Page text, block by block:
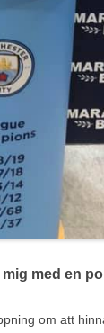
med en
om att